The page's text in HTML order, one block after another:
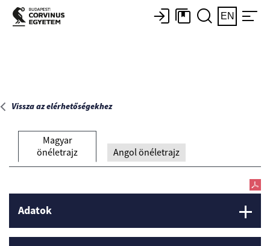
Főoldal
EN
Vissza az elérhetőségekhez
Magyar
önéletrajz
Angol önéletrajz
Adatok